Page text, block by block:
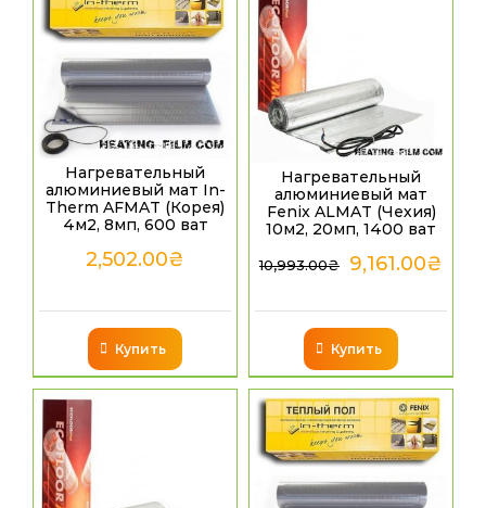
Нагревательный
алюминиевый мат In-
Therm AFMAT (Корея)
4м2, 8мп, 600 ват
2,502.00₴
Купить
Нагревательный
алюминиевый мат
Fenix ALMAT (Чехия)
10м2, 20мп, 1400 ват
10,993.00₴ 9,161.00₴
Купить